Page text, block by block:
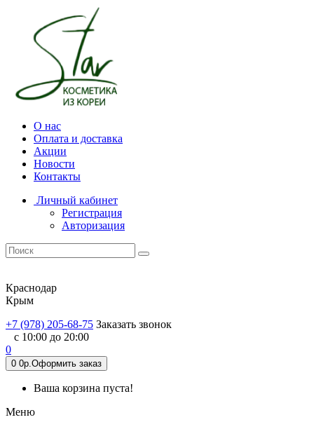
О нас
Оплата и доставка
Акции
Новости
Контакты
Личный кабинет
Регистрация
Авторизация
Краснодар
Крым
+7 (978) 205-68-75 Заказать звонок
с 10:00 до 20:00
0
0 0р.Оформить заказ
Ваша корзина пуста!
Меню